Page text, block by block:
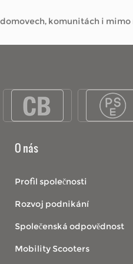
komunitách i mimo
komunitách i mimo
O nás
Profil společnosti
Rozvoj podnikání
Společenská odpovědnost
Mobility Scooters